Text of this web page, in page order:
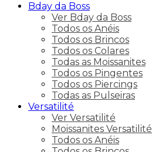
Bday da Boss
Ver Bday da Boss
Todos os Anéis
Todos os Brincos
Todos os Colares
Todas as Moissanites
Todos os Pingentes
Todos os Piercings
Todas as Pulseiras
Versatilité
Ver Versatilité
Moissanites Versatilité
Todos os Anéis